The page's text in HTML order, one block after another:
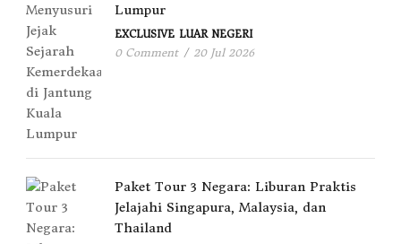
Lumpur
EXCLUSIVE LUAR NEGERI
0 Comment / 20 Jul 2026
Paket Tour 3 Negara: Liburan Praktis
Jelajahi Singapura, Malaysia, dan
Thailand